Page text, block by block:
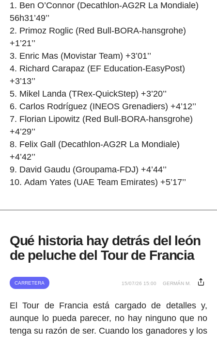
Ben O’Connor (Decathlon-AG2R La Mondiale)
56h31’49’’
Primoz Roglic (Red Bull-BORA-hansgrohe)
+1’21’’
Enric Mas (Movistar Team) +3’01’’
Richard Carapaz (EF Education-EasyPost)
+3’13’’
Mikel Landa (TRex-QuickStep) +3’20’’
Carlos Rodríguez (INEOS Grenadiers) +4’12’’
Florian Lipowitz (Red Bull-BORA-hansgrohe)
+4’29’’
Felix Gall (Decathlon-AG2R La Mondiale)
+4’42’’
David Gaudu (Groupama-FDJ) +4’44’’
Adam Yates (UAE Team Emirates) +5’17’’
Qué historia hay detrás del león
de peluche del Tour de Francia
CARRETERA 15/07/26 15:00 GERMÁN M.
El Tour de Francia está cargado de detalles y,
aunque lo pueda parecer, no hay ninguno que no
tenga su razón de ser. Cuando los ganadores y los